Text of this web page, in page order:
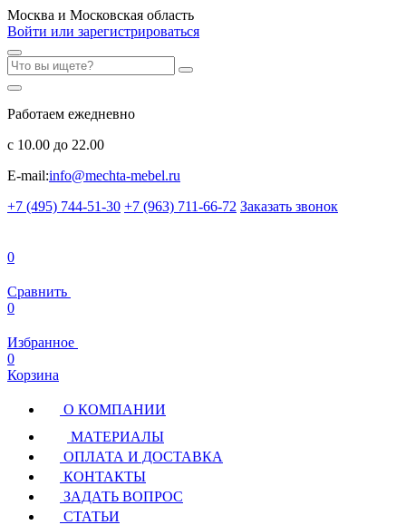
Москва и Московская область
Войти или зарегистрироваться
Работаем ежедневно
с 10.00 до 22.00
E-mail:info@mechta-mebel.ru
+7 (495) 744-51-30 +7 (963) 711-66-72 Заказать звонок
0
Сравнить
0
Избранное
0
Корзина
О КОМПАНИИ
МАТЕРИАЛЫ
ОПЛАТА И ДОСТАВКА
КОНТАКТЫ
ЗАДАТЬ ВОПРОС
СТАТЬИ